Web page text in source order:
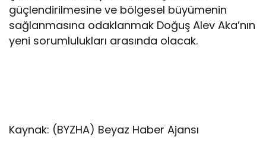
güçlendirilmesine ve bölgesel büyümenin
sağlanmasına odaklanmak Doğuş Alev Aka’nın
yeni sorumlulukları arasında olacak.
Kaynak: (BYZHA) Beyaz Haber Ajansı